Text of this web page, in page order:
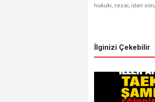
hukuki, cezai, idari
İlginizi Çekebilir